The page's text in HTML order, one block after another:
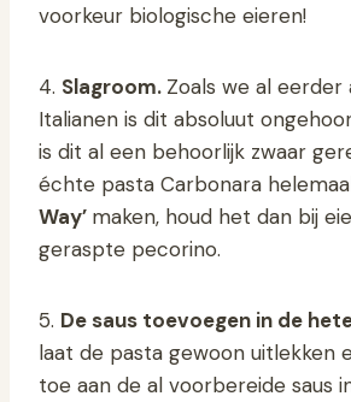
voorkeur biologische eieren!
4. Slagroom. Zoals we al eerder
Italianen is dit absoluut
is dit al een behoorlijk zwaar
échte pasta Carbonara
Way’ maken, houd het dan bij
geraspte pecorino.
5. De saus toevoegen in de
laat de pasta gewoon uitlekken
toe aan de al voorbereide saus